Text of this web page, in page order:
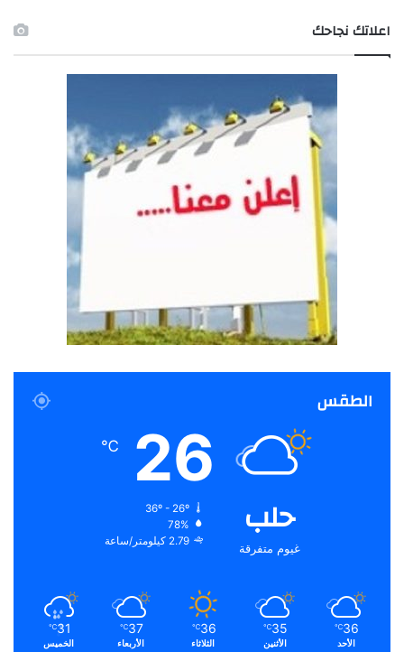
اعلاتك نجاحك
الطقس
حلب
غيوم متفرقة
26
℃
36º - 26º
78%
2.79 كيلومتر/ساعة
36
℃
الأحد
35
℃
الأثنين
36
℃
الثلاثاء
37
℃
الأربعاء
31
℃
الخميس